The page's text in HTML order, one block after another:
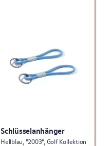
Schlüsselanhänger
Hellblau, "2003", Golf Kollektion